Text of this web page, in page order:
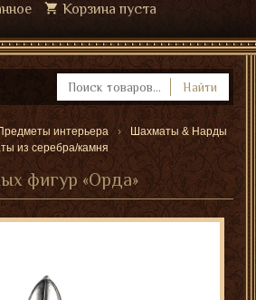
Корзина пуста
Найти
интерьера
Шахматы & Нарды
из серебра/камня
фигур «Орда»